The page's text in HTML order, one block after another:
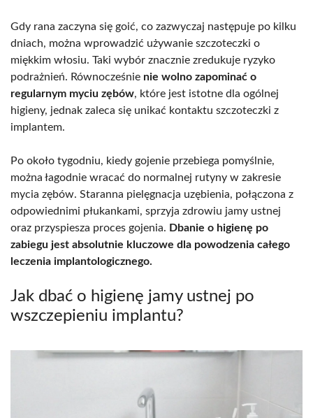
Gdy rana zaczyna się goić, co zazwyczaj następuje po kilku
dniach, można wprowadzić używanie szczoteczki o
miękkim włosiu. Taki wybór znacznie zredukuje ryzyko
podrażnień. Równocześnie nie wolno zapominać o
regularnym myciu zębów, które jest istotne dla ogólnej
higieny, jednak zaleca się unikać kontaktu szczoteczki z
implantem.
Po około tygodniu, kiedy gojenie przebiega pomyślnie,
można łagodnie wracać do normalnej rutyny w zakresie
mycia zębów. Staranna pielęgnacja uzębienia, połączona z
odpowiednimi płukankami, sprzyja zdrowiu jamy ustnej
oraz przyspiesza proces gojenia. Dbanie o higienę po
zabiegu jest absolutnie kluczowe dla powodzenia całego
leczenia implantologicznego.
Jak dbać o higienę jamy ustnej po
wszczepieniu implantu?